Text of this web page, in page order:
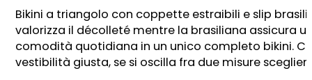
Bikini a triangolo con coppette estraibili e slip
valorizza il décolleté mentre la brasiliana assicura
comodità quotidiana in un unico completo bikini.
vestibilità giusta, se si oscilla fra due misure